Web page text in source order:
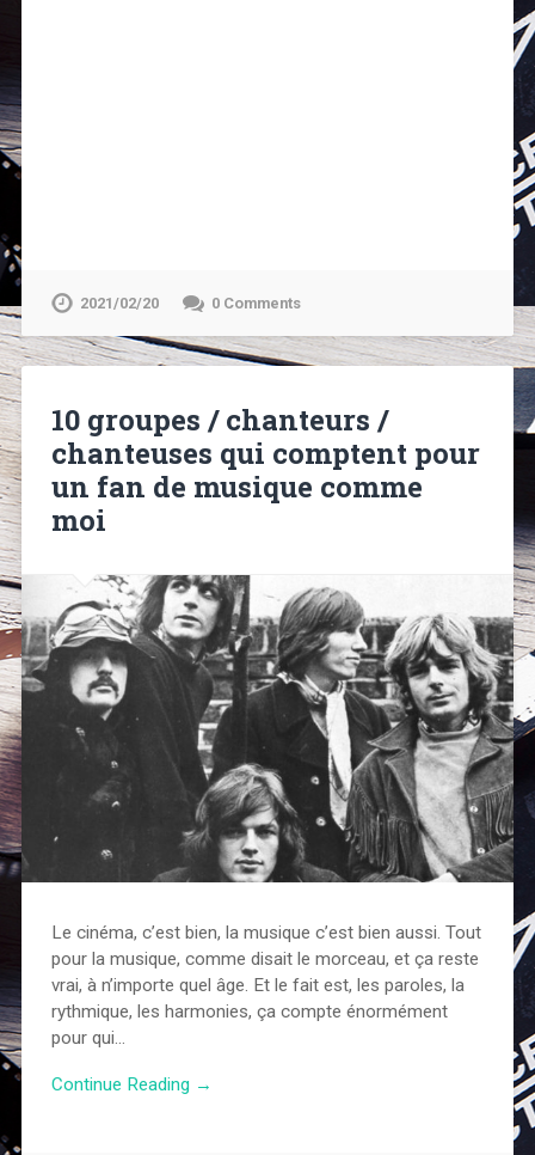
2021/02/20 0 Comments
10 groupes / chanteurs /
chanteuses qui comptent pour
un fan de musique comme
moi
Le cinéma, c’est bien, la musique c’est bien aussi. Tout
pour la musique, comme disait le morceau, et ça reste
vrai, à n’importe quel âge. Et le fait est, les paroles, la
rythmique, les harmonies, ça compte énormément
pour qui…
Continue Reading →